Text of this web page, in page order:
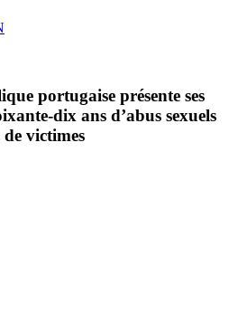
portugaise présente ses
dix ans d’abus sexuels
victimes